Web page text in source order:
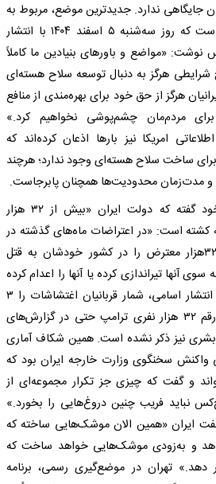
جایگاهی ندارد. جدید‌ترین موضع، مربوط به
عباس عراقچی، وزیر خارجه است که روز سه‌شنبه ۵ اسفند ۱۴۰۴ با انتشار
نوشت: «مواضع و باور‌های بنیادین ما کاملاً
هرگز به دنبال توسعه سلاح هسته‌ای
هرگز از حق خود برای بهره‌مندی از منافع
مردم‌مان چشم‌پوشی نخواهیم کرد.»
امریکا نیز بار‌ها اذعان کرده‌اند که
ساخت سلاح هسته‌ای وجود ندارد؛ هرچند
مدت‌زمان محدودیت‌ها همچنان پابرجاست.
دونالد ترامپ در سخنرانی خود گفته که دولت ایران «بیش از ۳۲ هزار
است: «در اعتراضات ماه‌های گذشته در
ایران، دولت ایران بیش از ۳۲هزار معترض را در کشور خودشان به قتل
آنها تیراندازی کرده یا آنها را اعدام کرده
است.» در حالی که تهران با انتشار اسامی، شمار قربانیان اغتشاشات را ۳
هزار و ۳۱۷ نفره اعلام کرده، رقم ۳۲ هزار نفری ترامپ حتی در گزارش‌های
بشری نیز ذکر نشده است. همین شکاف آماری
واکنش سخنگوی وزارت خارجه ایران بود که
و گفت که چیزی جز تکرار مجموعه‌ای از
نباید فریب چنین دروغ‌هایی را بخورد.»
ایران «همین الان موشک‌هایی ساخته که
دهد و به‌زودی موشک‌هایی خواهد ساخت که
دهد.» تهران در موضع‌گیری رسمی، برنامه